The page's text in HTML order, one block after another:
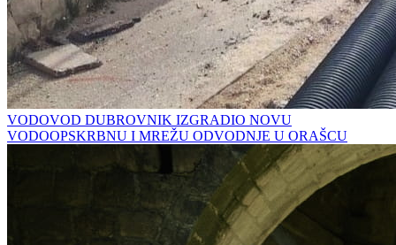
VODOVOD DUBROVNIK IZGRADIO NOVU
VODOOPSKRBNU I MREŽU ODVODNJE U ORAŠCU